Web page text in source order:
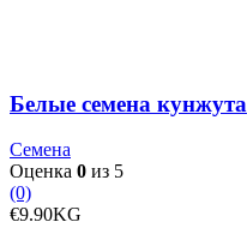
Белые семена кунжута
Семена
Оценка 0 из 5
(0)
€9.90KG